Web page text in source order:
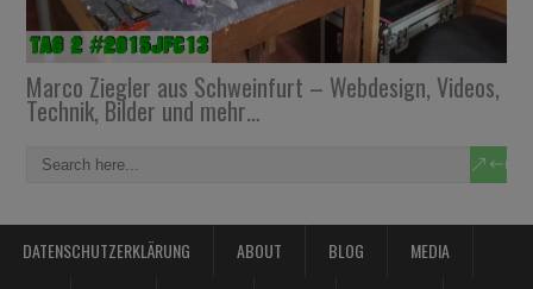
Marco Ziegler aus Schweinfurt – Webdesign, Videos,
Technik, Bilder und mehr…
DATENSCHUTZERKLÄRUNG ABOUT BLOG MEDIA